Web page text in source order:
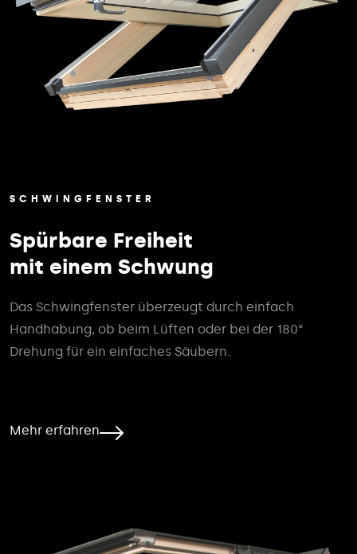
SCHWINGFENSTER
Spürbare Freiheit
mit einem Schwung
Das Schwingfenster überzeugt durch einfach
Handhabung, ob beim Lüften oder bei der 180°
Drehung für ein einfaches Säubern.
Mehr erfahren